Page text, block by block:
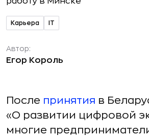
Карьера IT
Автор:
Егор Король
После принятия в
«О развитии цифровой
многие